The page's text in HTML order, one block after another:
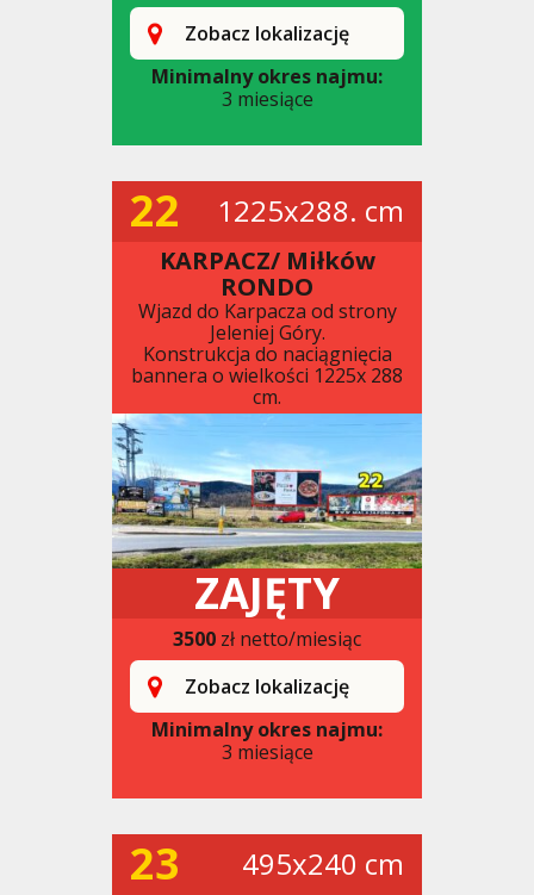
Zobacz lokalizację
Minimalny okres najmu:
3 miesiące
22 1225x288. cm
KARPACZ/ Miłków
RONDO
Wjazd do Karpacza od strony
Jeleniej Góry.
Konstrukcja do naciągnięcia
bannera o wielkości 1225x 288
cm.
ZAJĘTY
3500 zł netto/miesiąc
Zobacz lokalizację
Minimalny okres najmu:
3 miesiące
23 495x240 cm